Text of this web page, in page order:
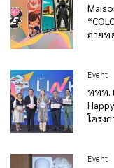
ถ่ายท
Event
ททท.
โครง
Event